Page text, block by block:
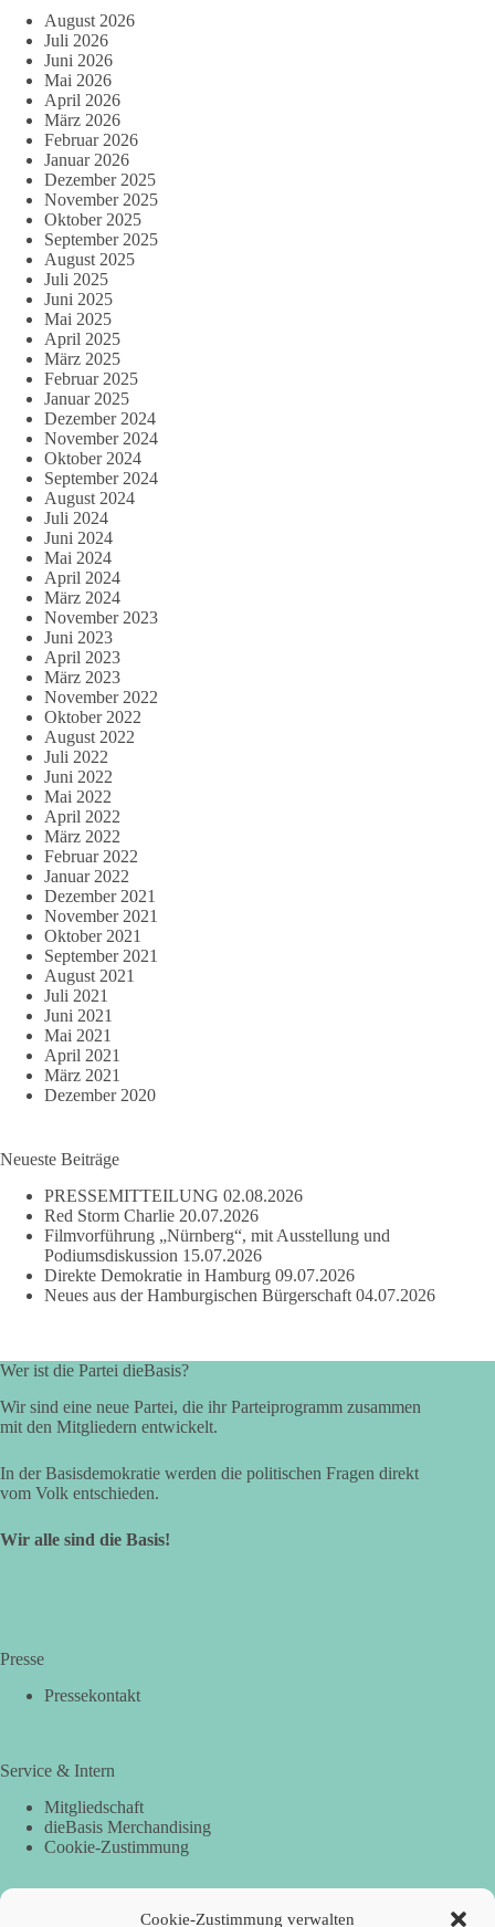
Cookie-Zustimmung verwalten
August 2026
Juli 2026
Juni 2026
Mai 2026
April 2026
März 2026
Februar 2026
Januar 2026
Dezember 2025
November 2025
Oktober 2025
September 2025
August 2025
Juli 2025
Juni 2025
Mai 2025
April 2025
März 2025
Februar 2025
Januar 2025
Dezember 2024
November 2024
Oktober 2024
September 2024
August 2024
Juli 2024
Juni 2024
Mai 2024
April 2024
März 2024
November 2023
Juni 2023
April 2023
März 2023
November 2022
Oktober 2022
August 2022
Juli 2022
Juni 2022
Mai 2022
April 2022
März 2022
Februar 2022
Januar 2022
Dezember 2021
November 2021
Oktober 2021
September 2021
August 2021
Juli 2021
Juni 2021
Mai 2021
April 2021
März 2021
Dezember 2020
Neueste Beiträge
PRESSEMITTEILUNG 02.08.2026
Red Storm Charlie 20.07.2026
Filmvorführung „Nürnberg“, mit Ausstellung und
Podiumsdiskussion 15.07.2026
Direkte Demokratie in Hamburg 09.07.2026
Neues aus der Hamburgischen Bürgerschaft 04.07.2026
Wer ist die Partei dieBasis?
Wir sind eine neue Partei, die ihr Parteiprogramm zusammen
mit den Mitgliedern entwickelt.
In der Basisdemokratie werden die politischen Fragen direkt
vom Volk entschieden.
Wir alle sind die Basis!
Presse
Pressekontakt
Service & Intern
Mitgliedschaft
dieBasis Merchandising
Cookie-Zustimmung